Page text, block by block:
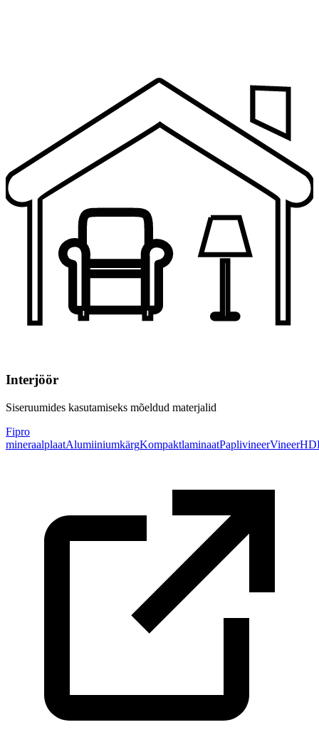
Interjöör
Siseruumides kasutamiseks mõeldud materjalid
Fipro
mineraalplaatAlumiiniumkärgKompaktlaminaatPaplivineerVineer